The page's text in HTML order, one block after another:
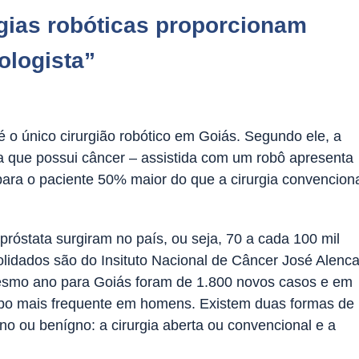
robóticas proporcionam
único cirurgião robótico em Goiás. Segundo ele, a
possui câncer – assistida com um robô apresenta
o paciente 50% maior do que a cirurgia
surgiram no país, ou seja, 70 a cada 100 mil
são do Insituto Nacional de Câncer José
ano para Goiás foram de 1.800 novos casos e em
mais frequente em homens. Existem duas formas de
ou benígno: a cirurgia aberta ou convencional e a